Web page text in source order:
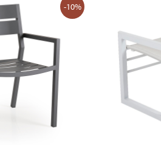
-10%